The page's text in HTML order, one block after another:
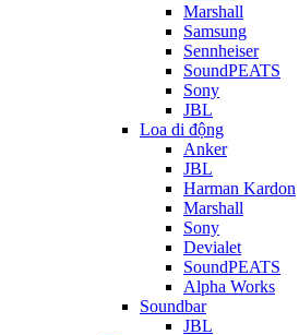
Marshall
Samsung
Sennheiser
SoundPEATS
Sony
JBL
Loa di động
Anker
JBL
Harman Kardon
Marshall
Sony
Devialet
SoundPEATS
Alpha Works
Soundbar
JBL